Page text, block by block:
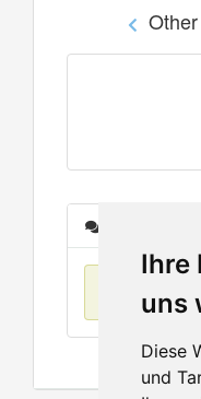
Ihre
uns
Diese
und
No items